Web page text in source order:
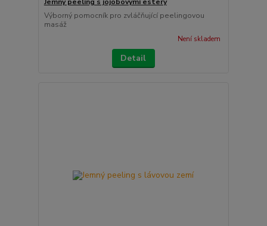
Výborný pomocník pro zvláčňující peelingovou
masáž
Není skladem
Detail